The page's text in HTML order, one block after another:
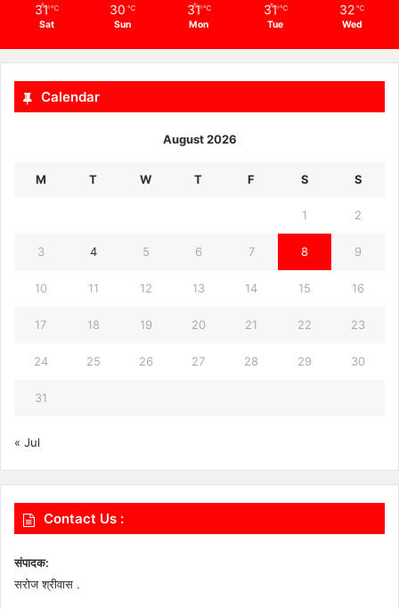
31 ℃
Sat
30 ℃
Sun
31 ℃
Mon
31 ℃
Tue
32 ℃
Wed
Calendar
August 2026
M T W T F S S
1 2
3 4 5 6 7 8 9
10 11 12 13 14 15 16
17 18 19 20 21 22 23
24 25 26 27 28 29 30
31
« Jul
Contact Us :
संपादक:
सरोज श्रीवास .